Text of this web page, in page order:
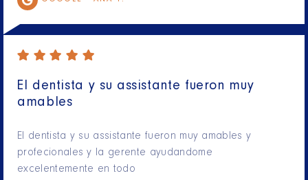
El dentista y su assistante fueron muy
amables
El dentista y su assistante fueron muy amables y
profecionales y la gerente ayudandome
excelentemente en todo